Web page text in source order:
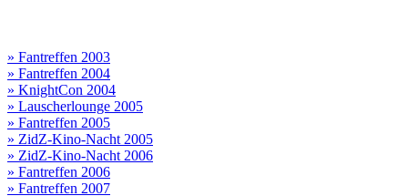
» Fantreffen 2003
» Fantreffen 2004
» KnightCon 2004
» Lauscherlounge 2005
» Fantreffen 2005
» ZidZ-Kino-Nacht 2005
» ZidZ-Kino-Nacht 2006
» Fantreffen 2006
» Fantreffen 2007